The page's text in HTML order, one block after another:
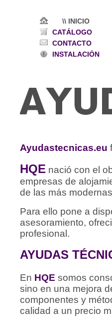
\\ INICIO
CATÁLOGO
CONTACTO
INSTALACIÓN
Ayudastecnicas.eu
HQE nació con el
empresas de
de las más
Para ello pone a
asesoramiento,
profesional.
AYUDAS
En HQE somos
sino en una mejora
componentes y
calidad a un precio